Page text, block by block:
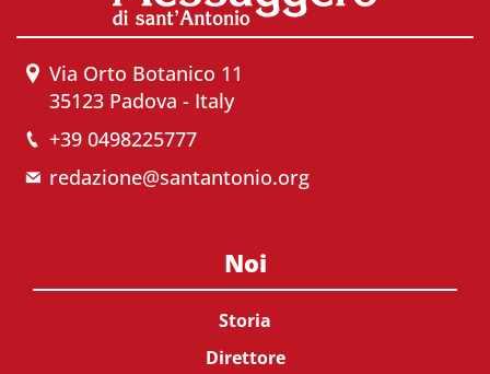
Via Orto Botanico 11
35123 Padova - Italy
+39 0498225777
redazione@santantonio.org
Noi
Storia
Direttore